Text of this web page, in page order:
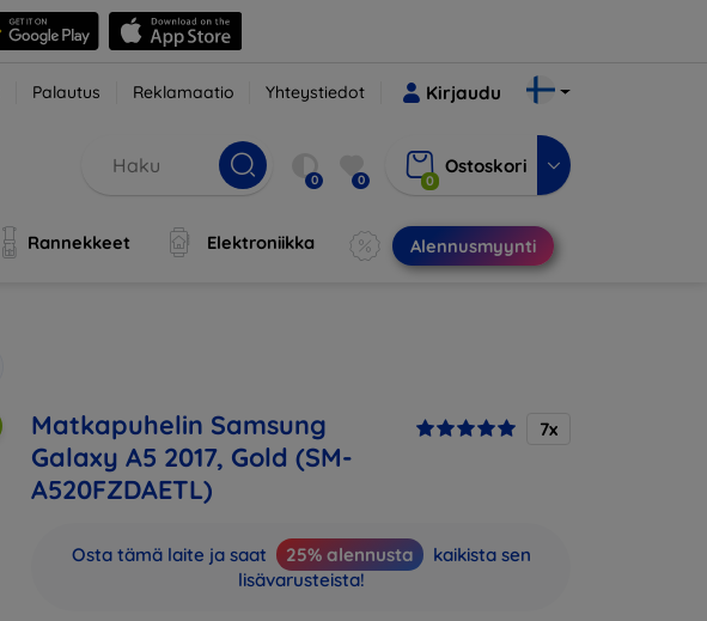
Palautus Reklamaatio Yhteystiedot Kirjaudu
0 0 0
Ostoskori
Rannekkeet Elektroniikka Alennusmyynti
Matkapuhelin Samsung
Galaxy A5 2017, Gold (SM-
A520FZDAETL)
7x
Osta tämä laite ja saat 25% alennusta
kaikista sen
lisävarusteista!